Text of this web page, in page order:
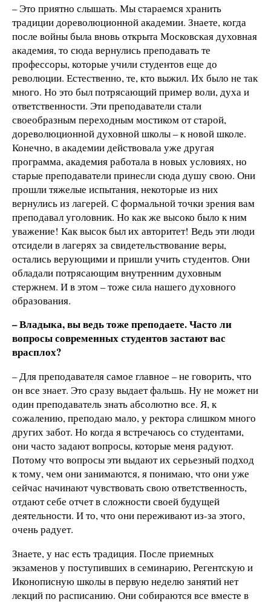
– Это приятно слышать. Мы стараемся хранить
традиции дореволюционной академии. Знаете, когда
после войны была вновь открыта Московская духовная
академия, то сюда вернулись преподавать те
профессоры, которые учили студентов еще до
революции. Естественно, те, кто выжил. Их было не так
много. Но это был потрясающий пример воли, духа и
ответственности. Эти преподаватели стали
своеобразным переходным мостиком от старой,
дореволюционной духовной школы – к новой школе.
Конечно, в академии действовала уже другая
программа, академия работала в новых условиях, но
старые преподаватели принесли сюда душу свою. Они
прошли тяжелые испытания, некоторые из них
вернулись из лагерей. С формальной точки зрения вам
преподавал уголовник. Но как же высоко было к ним
уважение! Как высок был их авторитет! Ведь эти люди
отсидели в лагерях за свидетельствование веры,
остались верующими и пришли учить студентов. Они
обладали потрясающим внутренним духовным
стержнем. И в этом – тоже сила нашего духовного
образования.
– Владыка, вы ведь тоже преподаете. Часто ли
вопросы современных студентов застают вас
врасплох?
– Для преподавателя самое главное – не говорить, что
он все знает. Это сразу выдает фальшь. Ну не может ни
один преподаватель знать абсолютно все. Я, к
сожалению, преподаю мало, у ректора слишком много
других забот. Но когда я встречаюсь со студентами,
они часто задают вопросы, которые меня радуют.
Потому что вопросы эти выдают их серьезный подход
к тому, чем они занимаются, я понимаю, что они уже
сейчас начинают чувствовать свою ответственность,
отдают себе отчет в сложности своей будущей
деятельности. И то, что они переживают из-за этого,
очень радует.
Знаете, у нас есть традиция. После приемных
экзаменов у поступивших в семинарию, Регентскую и
Иконописную школы в первую неделю занятий нет
лекций по расписанию. Они собираются все вместе в